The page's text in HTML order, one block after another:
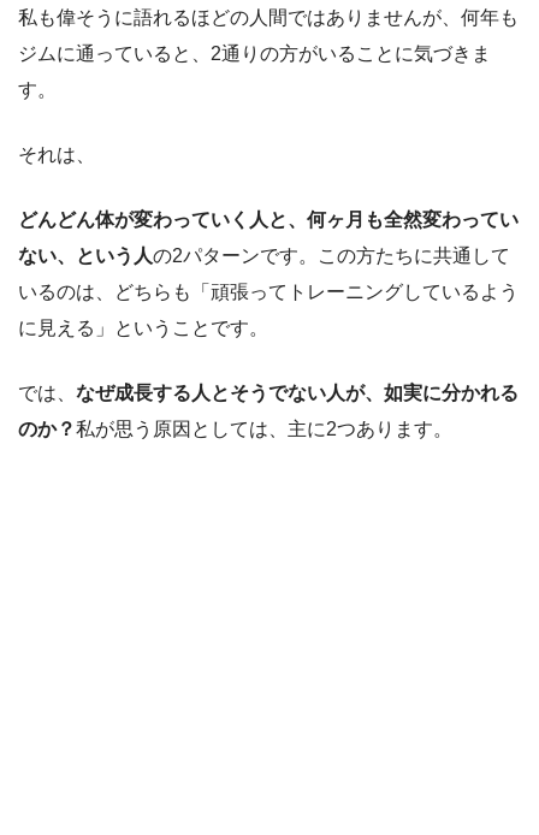
私も偉そうに語れるほどの人間ではありませんが、何年も
ジムに通っていると、2通りの方がいることに気づきま
す。
それは、
どんどん体が変わっていく人と、何ヶ月も全然変わってい
ない、という人の2パターンです。この方たちに共通して
いるのは、どちらも「頑張ってトレーニングしているよう
に見える」ということです。
では、 なぜ成長する人とそうでない人が、如実に分かれる
のか？私が思う原因としては、主に2つあります。